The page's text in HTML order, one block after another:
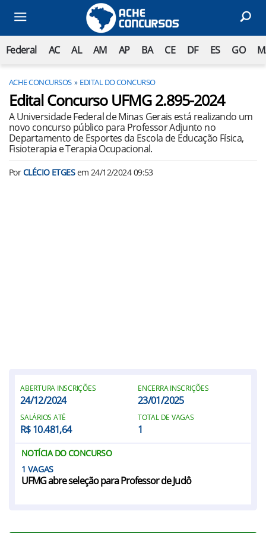
Federal AC AL AM AP BA CE DF ES GO
ACHE CONCURSOS EDITAL DO CONCURSO
Edital Concurso UFMG 2.895-2024
A Universidade Federal de Minas Gerais está realizando um
novo concurso público para Professor Adjunto no
Departamento de Esportes da Escola de Educação Física,
Fisioterapia e Terapia Ocupacional.
PorCLÉCIO ETGESem 24/12/2024 09:53
ABERTURA INSCRIÇÕES
24/12/2024
ENCERRA INSCRIÇÕES
23/01/2025
SALÁRIOS ATÉ
R$ 10.481,64
TOTAL DE VAGAS
1
NOTÍCIA DO CONCURSO
1
UFMG abre seleção para Professor de Judô